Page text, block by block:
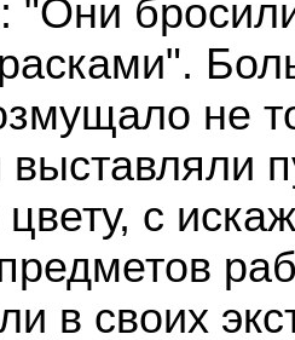
"Они
не
выставляли
с
в своих